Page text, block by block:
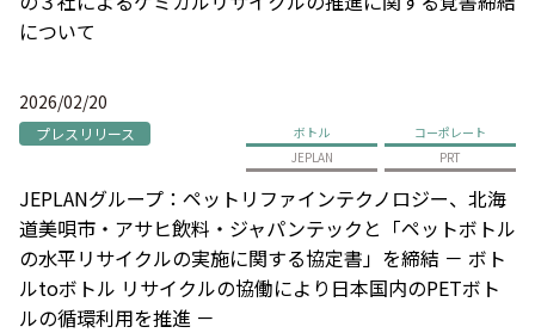
について
2026/02/20
プレスリリース ボトル
コーポレート
JEPLAN
PRT
JEPLANグループ：ペットリファインテクノロジー、北海
道美唄市・アサヒ飲料・ジャパンテックと「ペットボトル
の水平リサイクルの実施に関する協定書」を締結 － ボト
ルtoボトル リサイクルの協働により日本国内のPETボト
ルの循環利用を推進 －